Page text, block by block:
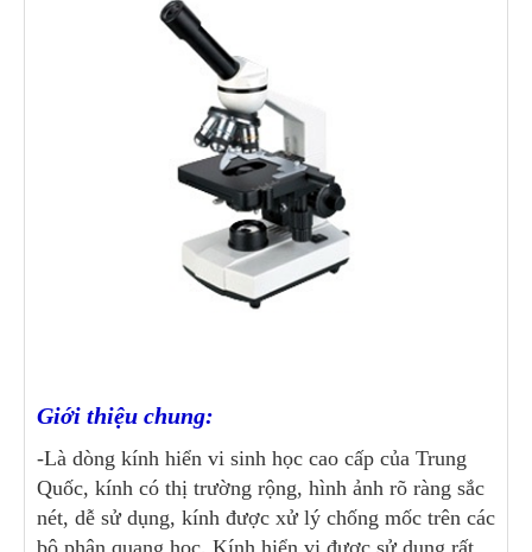
Giới thiệu chung:
-Là dòng kính hiển vi sinh học cao cấp của Trung
Quốc, kính có thị trường rộng, hình ảnh rõ ràng sắc
nét, dễ sử dụng, kính được xử lý chống mốc trên các
bộ phận quang học. Kính hiển vi được sử dụng rất